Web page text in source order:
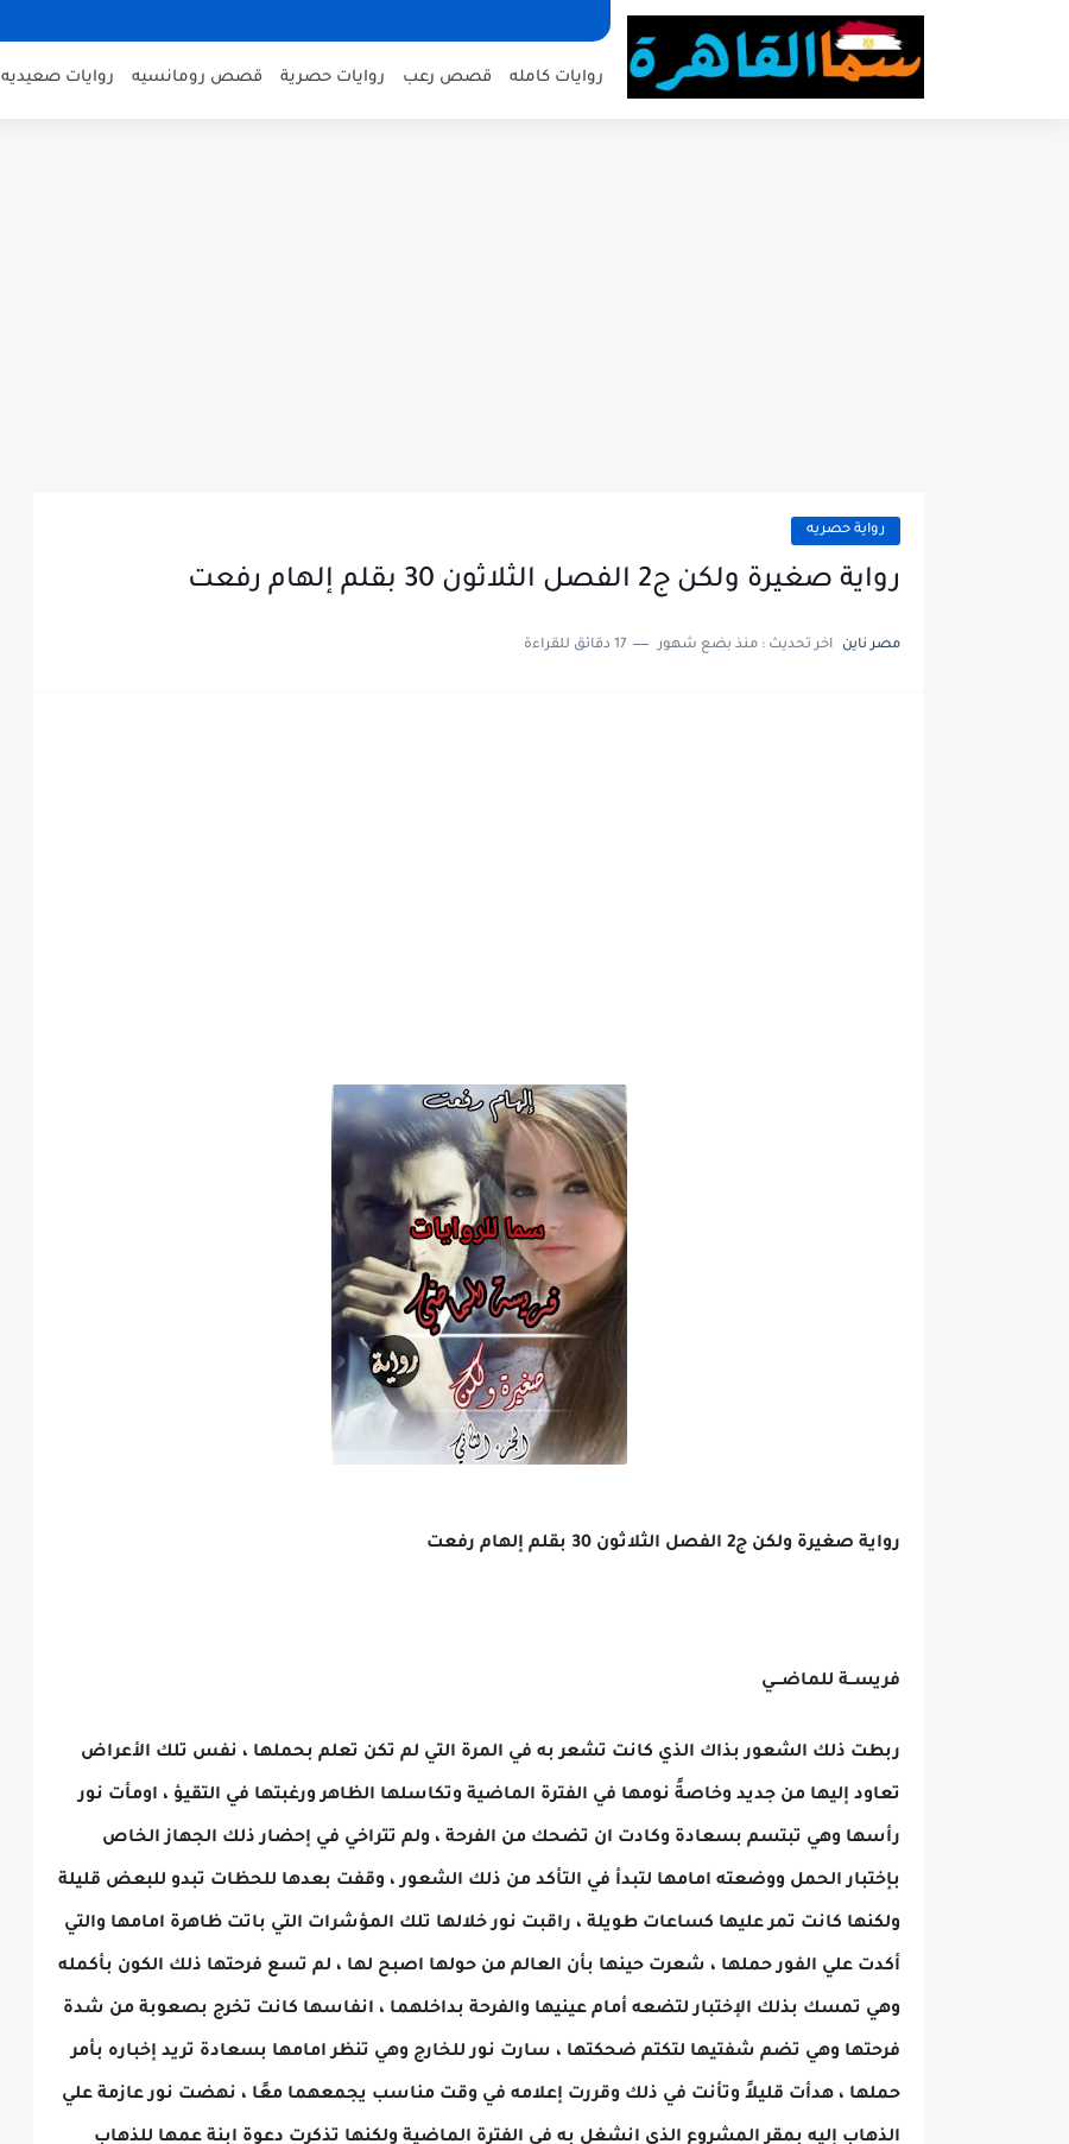
روايات كامله قصص رعب روايات حصرية قصص رومانسيه روايات صعيديه
رواية حصريه
رواية صغيرة ولكن ج2 الفصل الثلاثون 30 بقلم إلهام رفعت
مصر ناين اخر تحديث : منذ بضع شهور 17 دقائق للقراءة
رواية صغيرة ولكن ج2 الفصل الثلاثون 30 بقلم إلهام رفعت
فريســة للماضـــي
ربطت ذلك الشعور بذاك الذي كانت تشعر به في المرة التي لم تكن تعلم بحملها ، نفس تلك الأعراض
تعاود إليها من جديد وخاصةً نومها في الفترة الماضية وتكاسلها الظاهر ورغبتها في التقيؤ ، اومأت نور
رأسها وهي تبتسم بسعادة وكادت ان تضحك من الفرحة ، ولم تتراخي في إحضار ذلك الجهاز الخاص
بإختبار الحمل ووضعته امامها لتبدأ في التأكد من ذلك الشعور ، وقفت بعدها للحظات تبدو للبعض قليلة
ولكنها كانت تمر عليها كساعات طويلة ، راقبت نور خلالها تلك المؤشرات التي باتت ظاهرة امامها والتي
أكدت علي الفور حملها ، شعرت حينها بأن العالم من حولها اصبح لها ، لم تسع فرحتها ذلك الكون بأكمله
وهي تمسك بذلك الإختبار لتضعه أمام عينيها والفرحة بداخلهما ، انفاسها كانت تخرج بصعوبة من شدة
فرحتها وهي تضم شفتيها لتكتم ضحكتها ، سارت نور للخارج وهي تنظر امامها بسعادة تريد إخباره بأمر
حملها ، هدأت قليلاً وتأنت في ذلك وقررت إعلامه في وقت مناسب يجمعهما معًا ، نهضت نور عازمة علي
الذهاب إليه بمقر المشروع الذي انشغل به في الفترة الماضية ولكنها تذكرت دعوة ابنة عمها للذهاب